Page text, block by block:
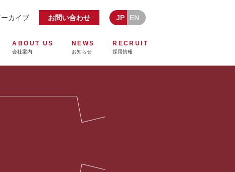
カイブ お問い合わせ JP EN
ABOUT US
会社案内
NEWS
お知らせ
RECRUIT
採用情報